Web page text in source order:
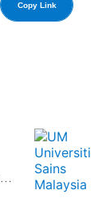
Copy Link